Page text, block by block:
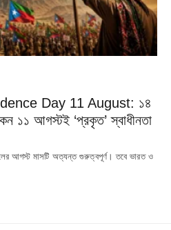
Day 11 August: ১৪
১১ আগস্টই ‘প্রকৃত’ স্বাধীনতা
আগস্ট মাসটি অত্যন্ত গুরুত্বপূর্ণ। তবে ভারত ও